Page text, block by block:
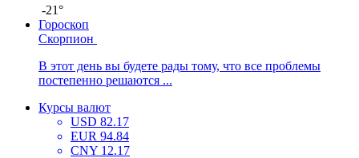
-21°
Гороскоп
Скорпион
В этот день вы будете рады тому, что все проблемы
постепенно решаются ...
Курсы валют
USD 82.17
EUR 94.84
CNY 12.17